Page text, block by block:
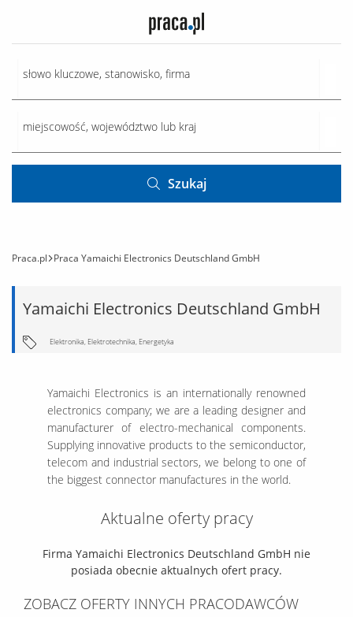
Szukaj
Praca.pl Praca Yamaichi Electronics Deutschland GmbH
Yamaichi Electronics Deutschland GmbH
Elektronika, Elektrotechnika, Energetyka
Yamaichi Electronics is an internationally renowned
electronics company; we are a leading designer and
manufacturer of electro-mechanical components.
Supplying innovative products to the semiconductor,
telecom and industrial sectors, we belong to one of
the biggest connector manufactures in the world.
Aktualne oferty pracy
Firma Yamaichi Electronics Deutschland GmbH nie
posiada obecnie aktualnych ofert pracy.
ZOBACZ OFERTY INNYCH PRACODAWCÓW